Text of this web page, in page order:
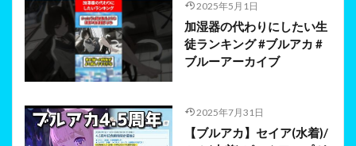
2025年5月1日
加湿器の代わりにしたい生
徒ランキング #ブルアカ #
ブルーアーカイブ
2025年7月31日
【ブルアカ】セイア(水着)/